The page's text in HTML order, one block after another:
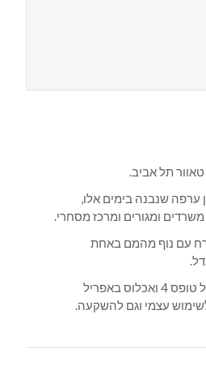
תל אביב.
שנבנה בימים אלו,
ומגורים ומרכז מסחרי.
עם נוף מהמם באחת
מגדל סקיי טאוור אמור לקבל טופס 4 ואכלוס באפריל